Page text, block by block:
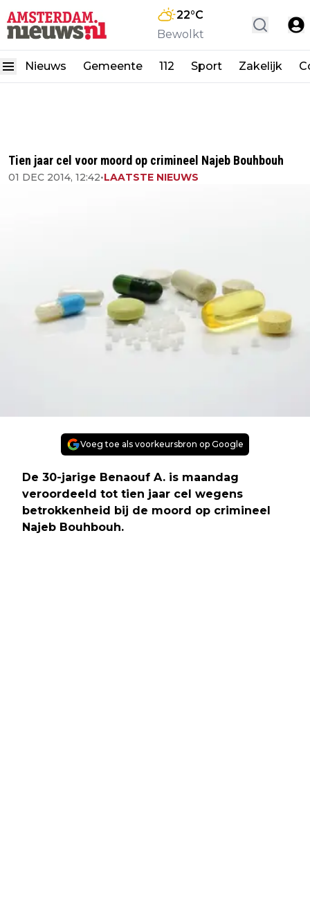
22°C
Bewolkt
Nieuws Gemeente 112 Sport Zakelijk
Tien jaar cel voor moord op crimineel Najeb Bouhbouh
01 DEC 2014, 12:42•LAATSTE NIEUWS
Voeg toe als voorkeursbron op Google
De 30-jarige Benaouf A. is maandag
veroordeeld tot tien jaar cel wegens
betrokkenheid bij de moord op crimineel
Najeb Bouhbouh.